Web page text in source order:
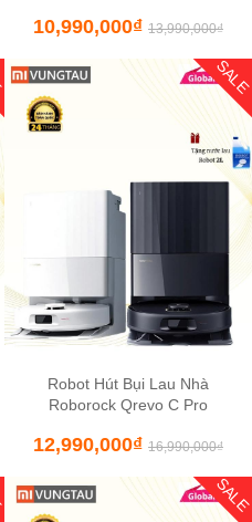
10,990,000₫ 13,990,000₫
SALE
Robot Hút Bụi Lau Nhà
Roborock Qrevo C Pro
12,990,000₫ 16,990,000₫
SALE